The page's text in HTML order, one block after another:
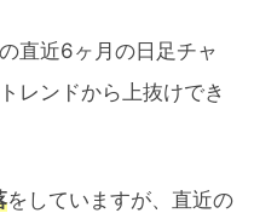
直近6ヶ月の日足チャ
レンドから上抜けでき
をしていますが、直近の